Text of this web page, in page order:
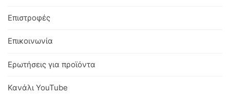
Επιστροφές
Επικοινωνία
Ερωτήσεις για προϊόντα
Κανάλι YouTube